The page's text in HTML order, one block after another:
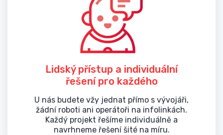
Lidský přístup a individuální
řešení pro každého
U nás budete vžy jednat přímo s vývojáři,
žádní roboti ani operátoři na infolinkách.
Každý projekt řešíme individuálně a
navrhneme řešení šité na míru.